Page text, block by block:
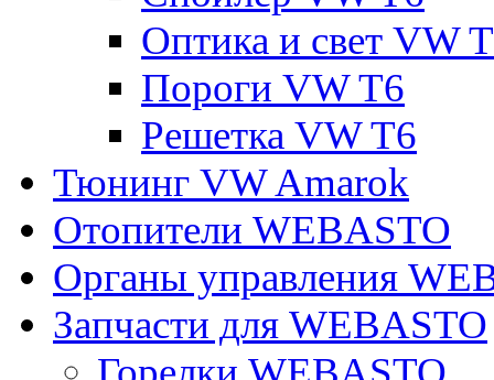
Оптика и свет VW
Пороги VW T6
Решетка VW T6
Тюнинг VW Amarok
Отопители WEBASTO
Органы управления
Запчасти для WEBASTO